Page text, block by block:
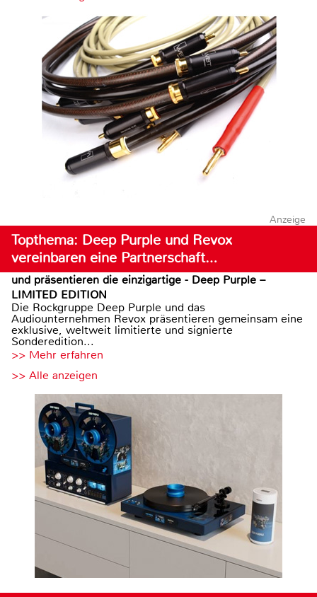
Anzeige
Topthema: Deep Purple und Revox
vereinbaren eine Partnerschaft…
und präsentieren die einzigartige - Deep Purple –
LIMITED EDITION
Die Rockgruppe Deep Purple und das
Audiounternehmen Revox präsentieren gemeinsam eine
exklusive, weltweit limitierte und signierte
Sonderedition...
>> Mehr erfahren
>> Alle anzeigen